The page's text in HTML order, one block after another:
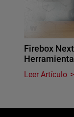
Firebox
Leer Artículo